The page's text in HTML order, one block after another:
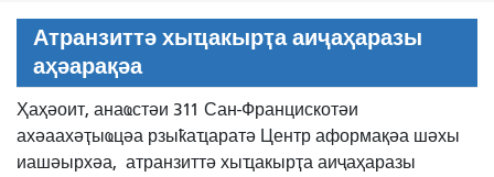
Атранзиттә хыҵакырҭа аиҷаҳаразы
аҳәарақәа
Ҳаҳәоит, анаҩстәи 311 Сан-Францискотәи
ахәаахәҭыҩцәа рзыҟаҵаратә Центр аформақәа шәхы
иашәырхәа, атранзиттә хыҵакырҭа аиҷаҳаразы